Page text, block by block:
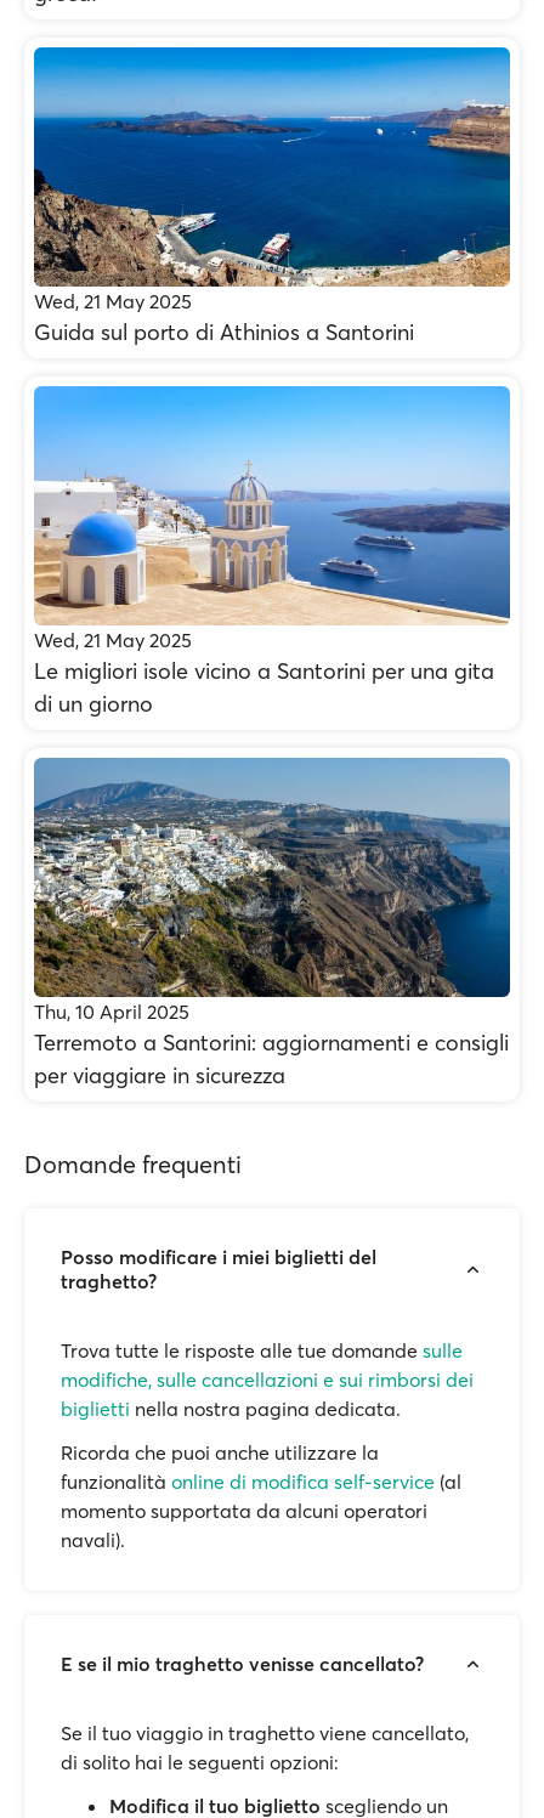
Wed, 21 May 2025
Guida sul porto di Athinios a Santorini
Wed, 21 May 2025
Le migliori isole vicino a Santorini per una gita
di un giorno
Thu, 10 April 2025
Terremoto a Santorini: aggiornamenti e consigli
per viaggiare in sicurezza
Domande frequenti
Posso modificare i miei biglietti del
traghetto?
Trova tutte le risposte alle tue domande sulle
modifiche, sulle cancellazioni e sui rimborsi dei
biglietti nella nostra pagina dedicata.
Ricorda che puoi anche utilizzare la
funzionalità online di modifica self-service (al
momento supportata da alcuni operatori
navali).
E se il mio traghetto venisse cancellato?
Se il tuo viaggio in traghetto viene cancellato,
di solito hai le seguenti opzioni:
Modifica il tuo biglietto scegliendo un